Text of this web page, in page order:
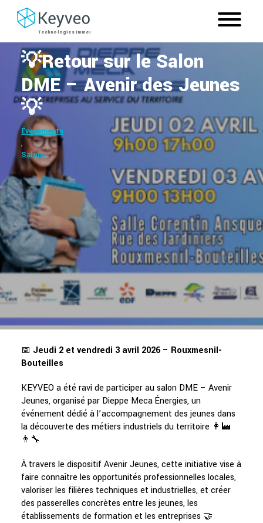
💡Retour sur le Salon
DME – Avenir des Jeunes
💡
Évènements
,
Salons
📅 Jeudi 2 et vendredi 3 avril 2026 – Rouxmesnil-
Bouteilles
KEYVEO a été ravi de participer au salon DME – Avenir
Jeunes, organisé par Dieppe Meca Énergies, un
événement dédié à l’accompagnement des jeunes dans
la découverte des métiers industriels du territoire 👩‍🏭
👨‍🔧
À travers le dispositif Avenir Jeunes, cette initiative vise à
faire connaître les opportunités professionnelles locales,
valoriser les filières techniques et industrielles, et créer
des passerelles concrètes entre les jeunes, les
établissements de formation et les entreprises 🤝